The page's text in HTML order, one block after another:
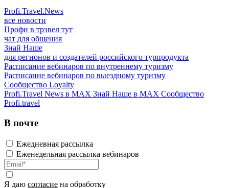
Profi.Travel.News
все новости
Профи в трэвел тут
чат для общения
Знай Наше
для регионов и создателей российского турпродукта
Расписание вебинаров по внутреннему туризму
Расписание вебинаров по выездному туризму
Сообщество Loyalty
Profi.Travel News в MAX Знай Наше в MAX Сообщество
Profi.travel
В почте
Ежедневная рассылка
Еженедельная рассылка вебинаров
Я даю согласие на обработку